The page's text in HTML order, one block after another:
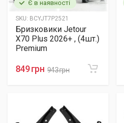
Є в наявності
SKU: BCYJT7P2521
Бризковики Jetour
X70 Plus 2026+ , (4шт.)
Premium
849 грн 943 грн